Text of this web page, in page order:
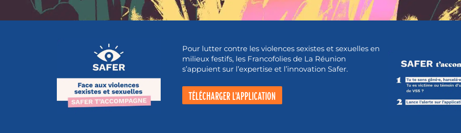
Pour lutter contre les violences sexistes et sexuelles en
milieux festifs, les Francofolies de La Réunion
s’appuient sur l’expertise et l’innovation Safer.
TÉLÉCHARGER L'APPLICATION